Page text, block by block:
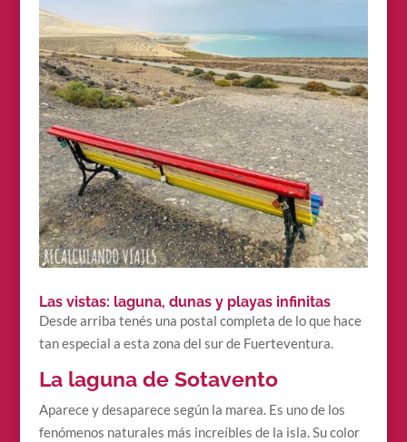
Las vistas: laguna, dunas y playas infinitas
Desde arriba tenés una postal completa de lo que hace
tan especial a esta zona del sur de Fuerteventura.
La laguna de Sotavento
Aparece y desaparece según la marea. Es uno de los
fenómenos naturales más increíbles de la isla. Su color